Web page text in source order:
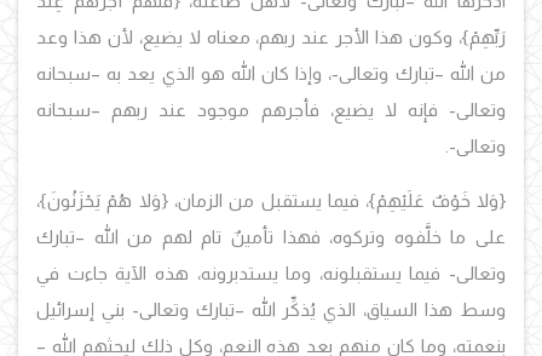
رَبِّهِمْ}، وكون هذا الأجر عند ربهم، معناه لا يضيع، لأن هذا وعد
من الله –تبارك وتعالى-، وإذا كان الله هو الذي يعد به –سبحانه
وتعالى- فإنه لا يضيع، فأجرهم موجود عند ربهم –سبحانه
وتعالى-.
{وَلا خَوْفٌ عَلَيْهِمْ}، فيما يستقبل من الزمان، {وَلا هُمْ يَحْزَنُونَ}،
على ما خلَّفوه وتركوه، فهذا تأمينٌ تام لهم من الله –تبارك
وتعالى- فيما يستقبلونه، وما يستدبرونه، هذه الآية جاءت في
وسط هذا السياق، الذي يُذكِّر الله –تبارك وتعالى- بني إسرائيل
بنعمته، وما كان منهم بعد هذه النعم، وكل ذلك ليحثهم الله –